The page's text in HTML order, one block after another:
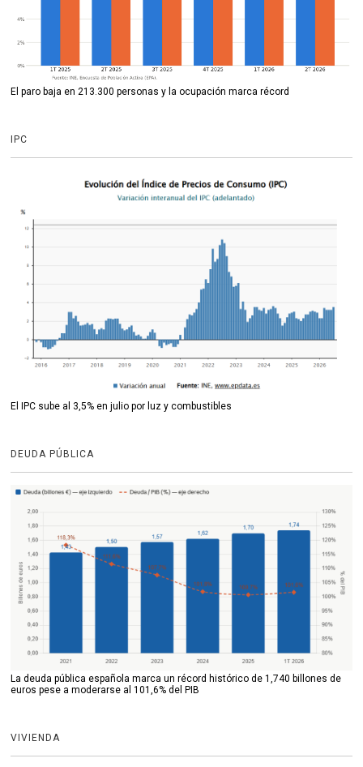
El paro baja en 213.300 personas y la ocupación marca récord
IPC
El IPC sube al 3,5% en julio por luz y combustibles
DEUDA PÚBLICA
La deuda pública española marca un récord histórico de 1,740 billones de
euros pese a moderarse al 101,6% del PIB
VIVIENDA